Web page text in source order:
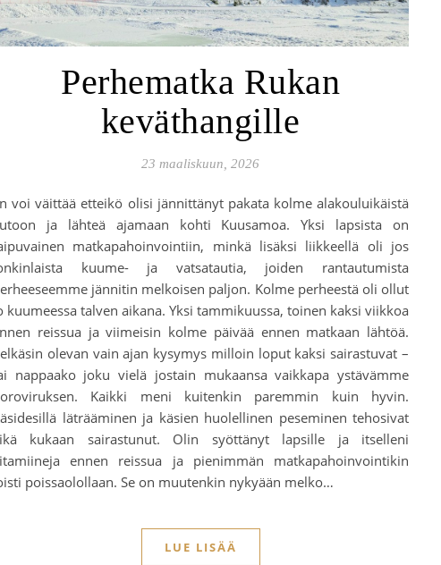
Perhematka Rukan
keväthangille
23 maaliskuun, 2026
voi väittää etteikö olisi jännittänyt pakata kolme alakouluikäistä
ja lähteä ajamaan kohti Kuusamoa. Yksi lapsista on
matkapahoinvointiin, minkä lisäksi liikkeellä oli jos
kuume- ja vatsatautia, joiden rantautumista
jännitin melkoisen paljon. Kolme perheestä oli ollut
kuumeessa talven aikana. Yksi tammikuussa, toinen kaksi viikkoa
reissua ja viimeisin kolme päivää ennen matkaan lähtöä.
olevan vain ajan kysymys milloin loput kaksi sairastuvat –
nappaako joku vielä jostain mukaansa vaikkapa ystävämme
Kaikki meni kuitenkin paremmin kuin hyvin.
läträäminen ja käsien huolellinen peseminen tehosivat
kukaan sairastunut. Olin syöttänyt lapsille ja itselleni
ennen reissua ja pienimmän matkapahoinvointikin
poissaolollaan. Se on muutenkin nykyään melko…
LUE LISÄÄ